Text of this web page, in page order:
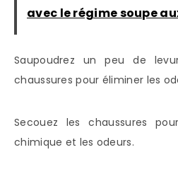
avec le régime soupe
Saupoudrez un peu de
chaussures pour éliminer les
Secouez les chaussures
chimique et les odeurs.